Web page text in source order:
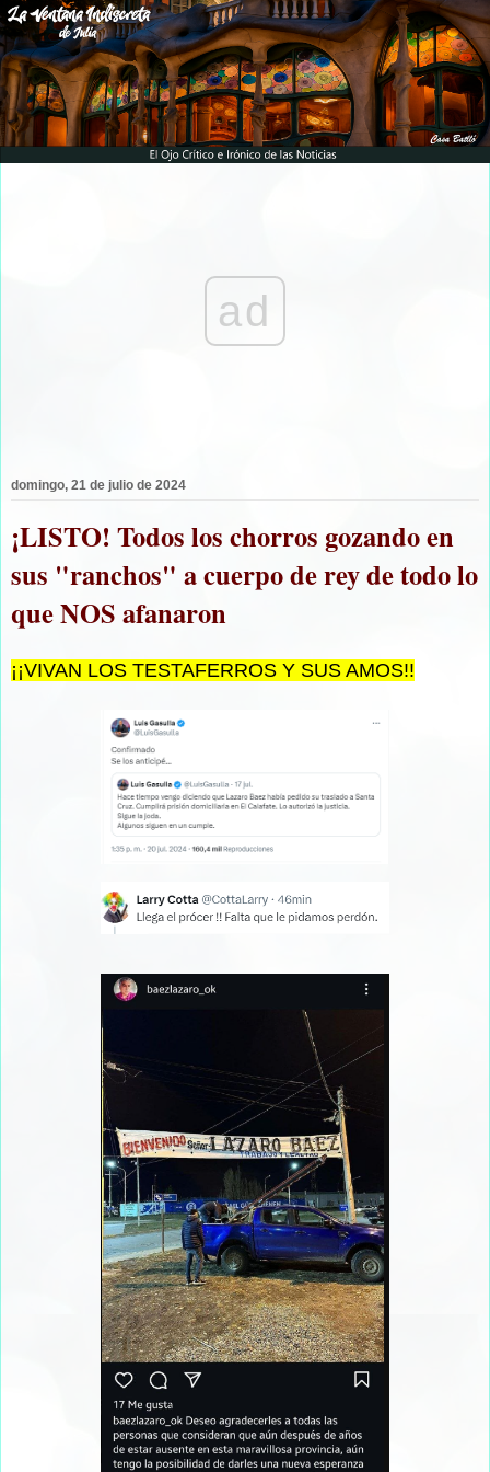
ad
domingo, 21 de julio de 2024
¡LISTO! Todos los chorros gozando en
sus "ranchos" a cuerpo de rey de todo lo
que NOS afanaron
¡¡VIVAN LOS TESTAFERROS Y SUS AMOS!!